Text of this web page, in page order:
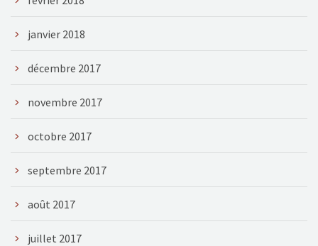
janvier 2018
décembre 2017
novembre 2017
octobre 2017
septembre 2017
août 2017
juillet 2017